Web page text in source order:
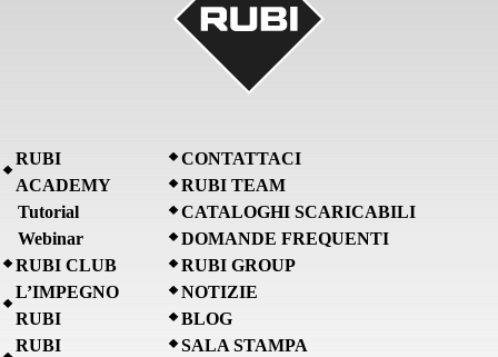
RUBI
ACADEMY
Tutorial
Webinar
RUBI CLUB
L’IMPEGNO
RUBI
RUBI
CONTATTACI
RUBI TEAM
CATALOGHI SCARICABILI
DOMANDE FREQUENTI
RUBI GROUP
NOTIZIE
BLOG
SALA STAMPA